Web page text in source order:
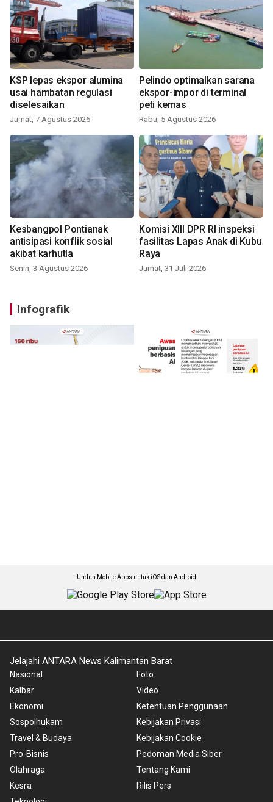
KSP lepas ekspor alumina
usai hambatan regulasi
diselesaikan
Jumat, 7 Agustus 2026
Pelindo optimalkan sarana
ekspor-impor di terminal
peti kemas
Rabu, 5 Agustus 2026
Kesbangpol Pontianak
antisipasi konflik sosial
akibat karhutla
Senin, 3 Agustus 2026
Komisi XIII DPR RI inspeksi
fasilitas Lapas Anak di Kubu
Raya
Jumat, 31 Juli 2026
Infografik
Unduh Mobile Apps untuk iOS dan Android
Jelajahi ANTARA News Kalimantan Barat
Nasional
Kalbar
Ekonomi
Sospolhukam
Travel & Budaya
Pro-Bisnis
Olahraga
Kesra
Foto
Video
Ketentuan Penggunaan
Kebijakan Privasi
Kebijakan Cookie
Pedoman Media Siber
Tentang Kami
Rilis Pers